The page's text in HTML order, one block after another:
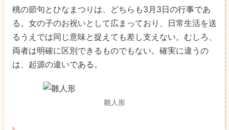
桃の節句とひなまつりは、どちらも3月3日の行事であ
る。女の子のお祝いとして広まっており、日常生活を送
るうえでは同じ意味と捉えても差し支えない。むしろ、
両者は明確に区別できるものでもない。確実に違うの
は、起源の違いである。
雛人形